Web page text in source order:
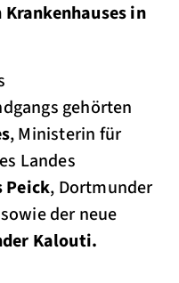
in
gehörten
, Ministerin für
Landes
Peick, Dortmunder
der neue
Kalouti.